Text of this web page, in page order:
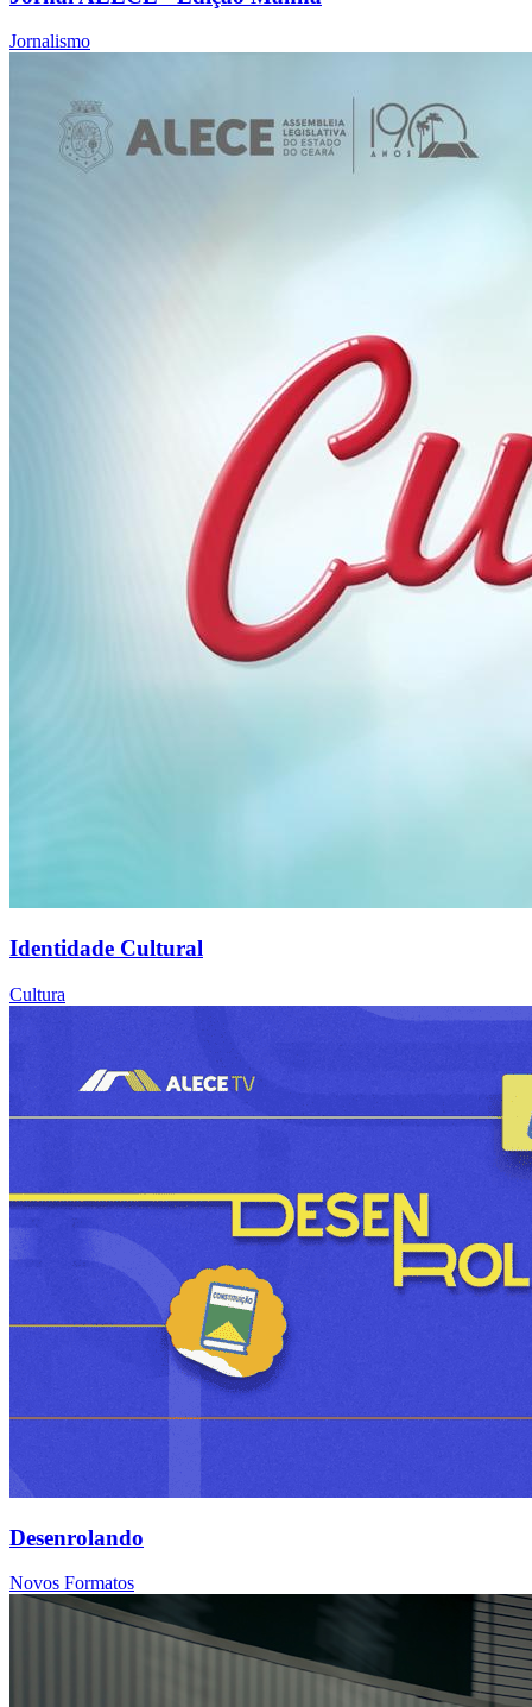
Jornalismo
Identidade Cultural
Cultura
Desenrolando
Novos Formatos